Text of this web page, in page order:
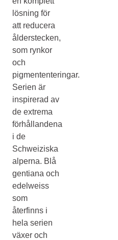
lösning för
att reducera
ålderstecken,
som rynkor
och
pigmententeringar.
Serien är
inspirerad av
de extrema
förhållandena
i de
Schweiziska
alperna. Blå
gentiana och
edelweiss
som
återfinns i
hela serien
växer och